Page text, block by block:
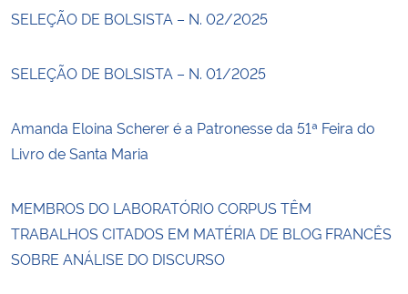
SELEÇÃO DE BOLSISTA – N. 02/2025
SELEÇÃO DE BOLSISTA – N. 01/2025
Amanda Eloina Scherer é a Patronesse da 51ª Feira do
Livro de Santa Maria
MEMBROS DO LABORATÓRIO CORPUS TÊM
TRABALHOS CITADOS EM MATÉRIA DE BLOG FRANCÊS
SOBRE ANÁLISE DO DISCURSO